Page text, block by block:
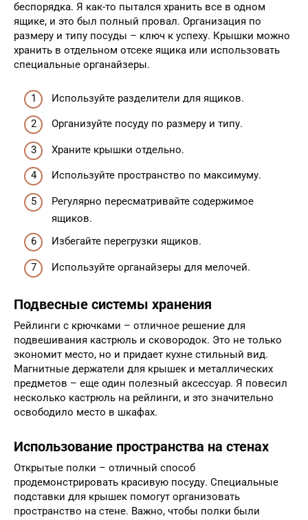
беспорядка. Я как-то пытался хранить все в одном
ящике, и это был полный провал. Организация по
размеру и типу посуды – ключ к успеху. Крышки можно
хранить в отдельном отсеке ящика или использовать
специальные органайзеры.
Используйте разделители для ящиков.
Организуйте посуду по размеру и типу.
Храните крышки отдельно.
Используйте пространство по максимуму.
Регулярно пересматривайте содержимое
ящиков.
Избегайте перегрузки ящиков.
Используйте органайзеры для мелочей.
Подвесные системы хранения
Рейлинги с крючками – отличное решение для
подвешивания кастрюль и сковородок. Это не только
экономит место, но и придает кухне стильный вид.
Магнитные держатели для крышек и металлических
предметов – еще один полезный аксессуар. Я повесил
несколько кастрюль на рейлинги, и это значительно
освободило место в шкафах.
Использование пространства на стенах
Открытые полки – отличный способ
продемонстрировать красивую посуду. Специальные
подставки для крышек помогут организовать
пространство на стене. Важно, чтобы полки были